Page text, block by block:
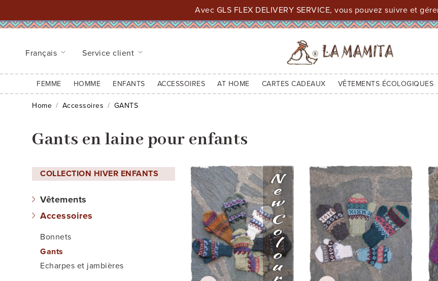
Avec GLS FLEX DELIVERY SERVICE, vous pouvez suivre et
Français Service client
FEMME HOMME ENFANTS ACCESSOIRES AT HOME CARTES CADEAUX VÊTEMENTS ÉCOLOGIQUES
Home Accessoires GANTS
Gants en laine pour enfants
COLLECTION HIVER ENFANTS
Vêtements
Accessoires
Bonnets
Gants
Echarpes et jambières